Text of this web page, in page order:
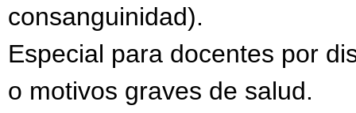
consanguinidad).
Especial para docentes por
o motivos graves de salud.